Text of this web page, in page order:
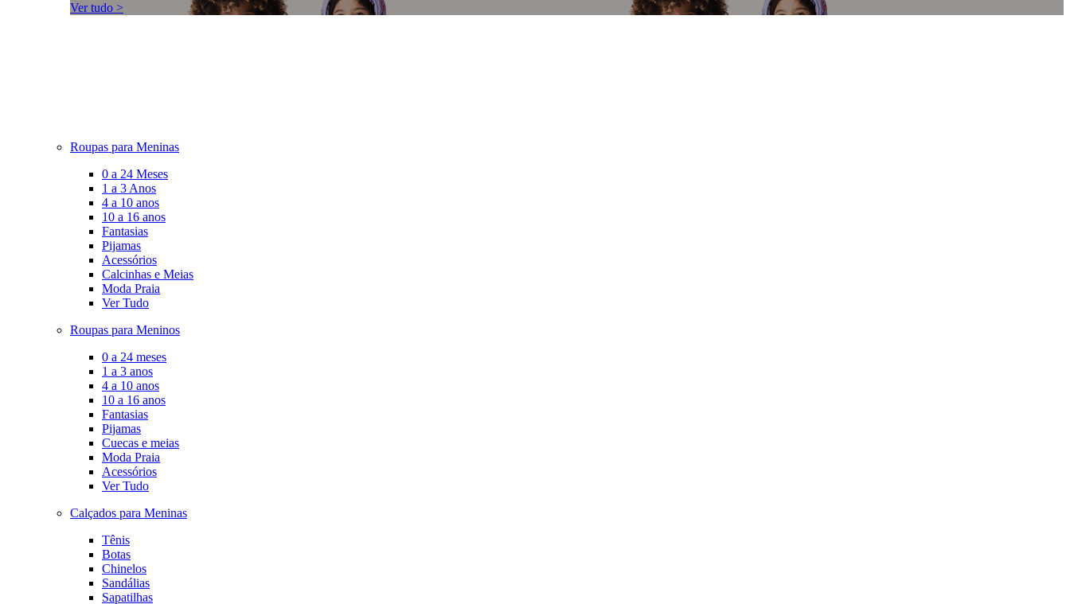
Ver tudo >
Roupas para Meninas
0 a 24 Meses
1 a 3 Anos
4 a 10 anos
10 a 16 anos
Fantasias
Pijamas
Acessórios
Calcinhas e Meias
Moda Praia
Ver Tudo
Roupas para Meninos
0 a 24 meses
1 a 3 anos
4 a 10 anos
10 a 16 anos
Fantasias
Pijamas
Cuecas e meias
Moda Praia
Acessórios
Ver Tudo
Calçados para Meninas
Tênis
Botas
Chinelos
Sandálias
Sapatilhas